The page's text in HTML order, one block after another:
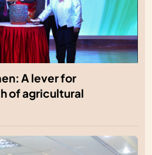
A lever for
of agricultural